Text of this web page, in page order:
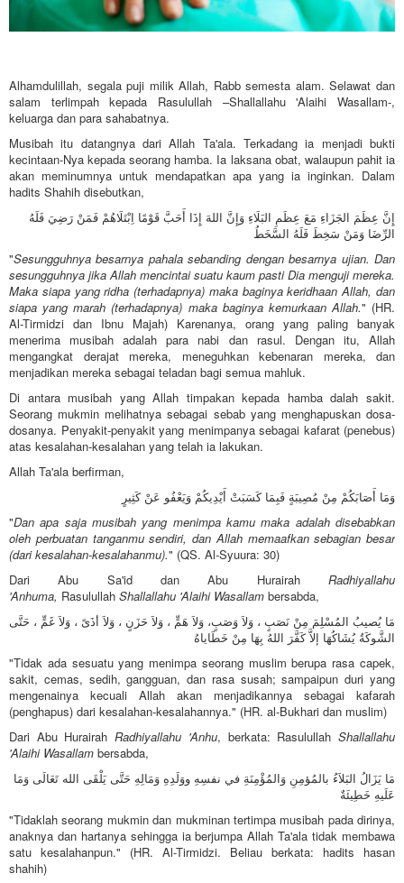
Alhamdulillah, segala puji milik Allah, Rabb semesta alam. Selawat dan
salam terlimpah kepada Rasulullah –Shallallahu 'Alaihi Wasallam-,
keluarga dan para sahabatnya.
Musibah itu datangnya dari Allah Ta'ala. Terkadang ia menjadi bukti
kecintaan-Nya kepada seorang hamba. Ia laksana obat, walaupun pahit ia
akan meminumnya untuk mendapatkan apa yang ia inginkan. Dalam
hadits Shahih disebutkan,
إِنَّ عِظَمَ الجَزَاءِ مَعَ عِظَمِ البَلَاءِ وَإِنَّ اللهَ إِذَا أَحَبَّ قَوْمًا اِبْتَلَاهُمْ فَمَنْ رَضِيَ فَلَهُ
الرِّضَا وَمَنْ سَخِطَ فَلَهُ السَّخَطُ
"Sesungguhnya besarnya pahala sebanding dengan besarnya ujian. Dan
sesungguhnya jika Allah mencintai suatu kaum pasti Dia menguji mereka.
Maka siapa yang ridha (terhadapnya) maka baginya keridhaan Allah, dan
siapa yang marah (terhadapnya) maka baginya kemurkaan Allah." (HR.
Al-Tirmidzi dan Ibnu Majah) Karenanya, orang yang paling banyak
menerima musibah adalah para nabi dan rasul. Dengan itu, Allah
mengangkat derajat mereka, meneguhkan kebenaran mereka, dan
menjadikan mereka sebagai teladan bagi semua mahluk.
Di antara musibah yang Allah timpakan kepada hamba dalah sakit.
Seorang mukmin melihatnya sebagai sebab yang menghapuskan dosa-
dosanya. Penyakit-penyakit yang menimpanya sebagai kafarat (penebus)
atas kesalahan-kesalahan yang telah ia lakukan.
Allah Ta'ala berfirman,
وَمَا أَصَابَكُمْ مِنْ مُصِيبَةٍ فَبِمَا كَسَبَتْ أَيْدِيكُمْ وَيَعْفُو عَنْ كَثِيرٍ
"Dan apa saja musibah yang menimpa kamu maka adalah disebabkan
oleh perbuatan tanganmu sendiri, dan Allah memaafkan sebagian besar
(dari kesalahan-kesalahanmu)." (QS. Al-Syuura: 30)
Dari Abu Sa'id dan Abu Hurairah Radhiyallahu
'Anhuma, Rasulullah Shallallahu 'Alaihi Wasallam bersabda,
مَا يُصيبُ المُسْلِمَ مِنْ نَصَبٍ ، وَلاَ وَصَبٍ، وَلاَ هَمٍّ ، وَلاَ حَزَنٍ ، وَلاَ أذَىً ، وَلاَ غَمٍّ ، حَتَّى
الشَّوكَةُ يُشَاكُهَا إلاَّ كَفَّرَ اللهُ بِهَا مِنْ خَطَاياهُ
"Tidak ada sesuatu yang menimpa seorang muslim berupa rasa capek,
sakit, cemas, sedih, gangguan, dan rasa susah; sampaipun duri yang
mengenainya kecuali Allah akan menjadikannya sebagai kafarah
(penghapus) dari kesalahan-kesalahannya." (HR. al-Bukhari dan muslim)
Dari Abu HurairahRadhiyallahu 'Anhu, berkata: RasulullahShallallahu
'Alaihi Wasallam bersabda,
مَا يَزَالُ البَلاَءُ بالمُؤمِنِ وَالمُؤْمِنَةِ في نفسِهِ ووَلَدِهِ وَمَالِهِ حَتَّى يَلْقَى الله تَعَالَى وَمَا
عَلَيهِ خَطِيئَةٌ
"Tidaklah seorang mukmin dan mukminan tertimpa musibah pada dirinya,
anaknya dan hartanya sehingga ia berjumpa Allah Ta'ala tidak membawa
satu kesalahanpun." (HR. Al-Tirmidzi. Beliau berkata: hadits hasan
shahih)